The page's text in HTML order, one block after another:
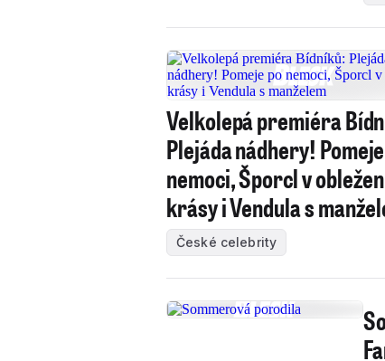
Velkolepá premiéra
Plejáda nádhery!
nemoci, Šporcl v
krásy i Vendula s
České celebrity